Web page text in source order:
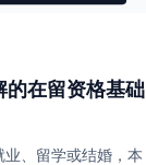
的在留资格基础
、留学或结婚，本